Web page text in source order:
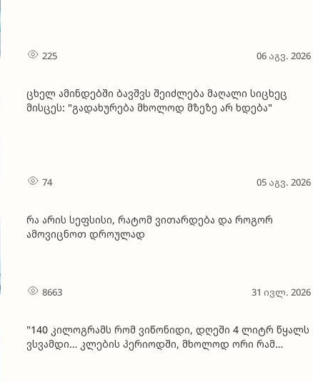
225 06 აგვ. 2026
ცხელ ამინდებში ბავშვს შეიძლება მაღალი სიცხეც
მისცეს: "გადახურება მხოლოდ მზეზე არ ხდება"
74 05 აგვ. 2026
რა არის სეფსისი, რატომ ვითარდება და როგორ
ამოვიცნოთ დროულად
8663 31 ივლ. 2026
"140 კილოგრამს რომ ვიწონიდი, დღეში 4 ლიტრ წყალს
ვსვამდი… კლების პერიოდში, მხოლოდ ორი რამ